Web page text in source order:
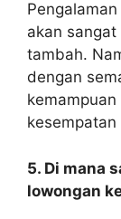
akan
tambah.
dengan
5. Di mana
lowongan